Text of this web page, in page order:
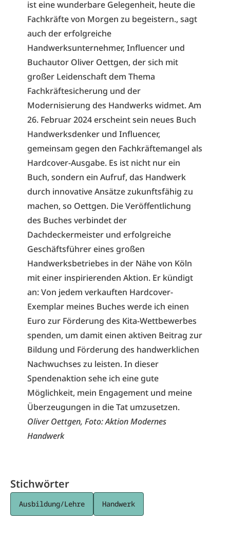
ist eine wunderbare Gelegenheit, heute die
Fachkräfte von Morgen zu begeistern., sagt
auch der erfolgreiche
Handwerksunternehmer, Influencer und
Buchautor Oliver Oettgen, der sich mit
großer Leidenschaft dem Thema
Fachkräftesicherung und der
Modernisierung des Handwerks widmet. Am
26. Februar 2024 erscheint sein neues Buch
Handwerksdenker und Influencer,
gemeinsam gegen den Fachkräftemangel als
Hardcover-Ausgabe. Es ist nicht nur ein
Buch, sondern ein Aufruf, das Handwerk
durch innovative Ansätze zukunftsfähig zu
machen, so Oettgen. Die Veröffentlichung
des Buches verbindet der
Dachdeckermeister und erfolgreiche
Geschäftsführer eines großen
Handwerksbetriebes in der Nähe von Köln
mit einer inspirierenden Aktion. Er kündigt
an: Von jedem verkauften Hardcover-
Exemplar meines Buches werde ich einen
Euro zur Förderung des Kita-Wettbewerbes
spenden, um damit einen aktiven Beitrag zur
Bildung und Förderung des handwerklichen
Nachwuchses zu leisten. In dieser
Spendenaktion sehe ich eine gute
Möglichkeit, mein Engagement und meine
Überzeugungen in die Tat umzusetzen.
Oliver Oettgen, Foto: Aktion Modernes
Handwerk
Stichwörter
Ausbildung/Lehre Handwerk